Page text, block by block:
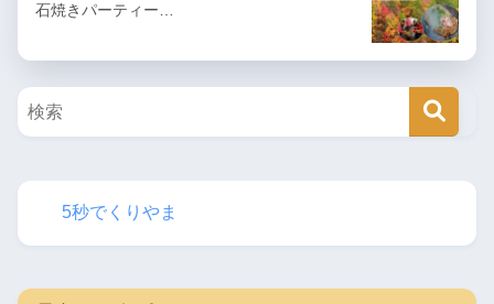
石焼きパーティー…
5秒でくりやま